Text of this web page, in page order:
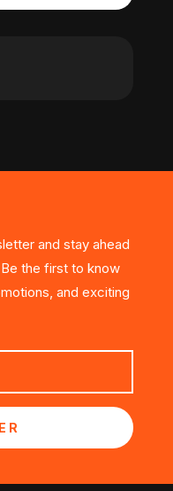
and stay ahead
the first to know
and exciting